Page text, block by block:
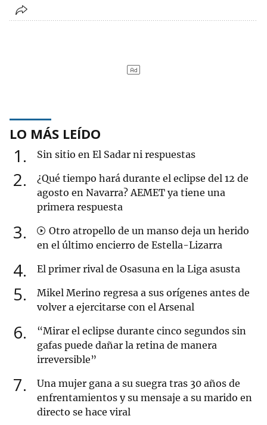
LO MÁS LEÍDO
1 Sin sitio en El Sadar ni respuestas
2
¿Qué tiempo hará durante el eclipse del 12 de
agosto en Navarra? AEMET ya tiene una
primera respuesta
3
Otro atropello de un manso deja un herido
en el último encierro de Estella-Lizarra
4 El primer rival de Osasuna en la Liga asusta
5
Mikel Merino regresa a sus orígenes antes de
volver a ejercitarse con el Arsenal
6
“Mirar el eclipse durante cinco segundos sin
gafas puede dañar la retina de manera
irreversible”
7
Una mujer gana a su suegra tras 30 años de
enfrentamientos y su mensaje a su marido en
directo se hace viral